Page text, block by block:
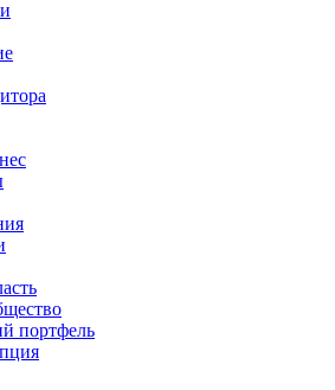
портфель